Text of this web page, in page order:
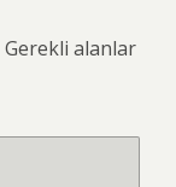
Gerekli alanlar